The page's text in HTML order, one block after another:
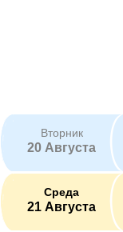
Вторник
20 Августа
Среда
21 Августа